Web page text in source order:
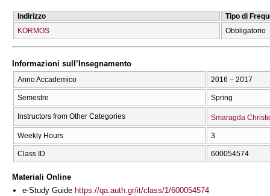
Indirizzo
Tipo di
KORMOS
Obbligatorio
Informazioni sull’Insegnamento
Anno Accademico 2016 – 2017
Semestre Spring
Instructors from Other Categories Smaragda
Weekly Hours 3
Class ID 600054574
Materiali Online
e-Study Guide https://qa.auth.gr/it/class/1/600054574